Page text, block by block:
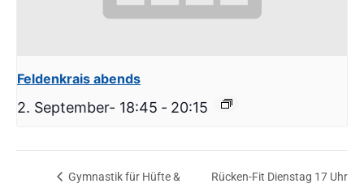
Feldenkrais abends
2. September- 18:45 - 20:15
Gymnastik für Hüfte &
Rücken-Fit Dienstag 17 Uhr